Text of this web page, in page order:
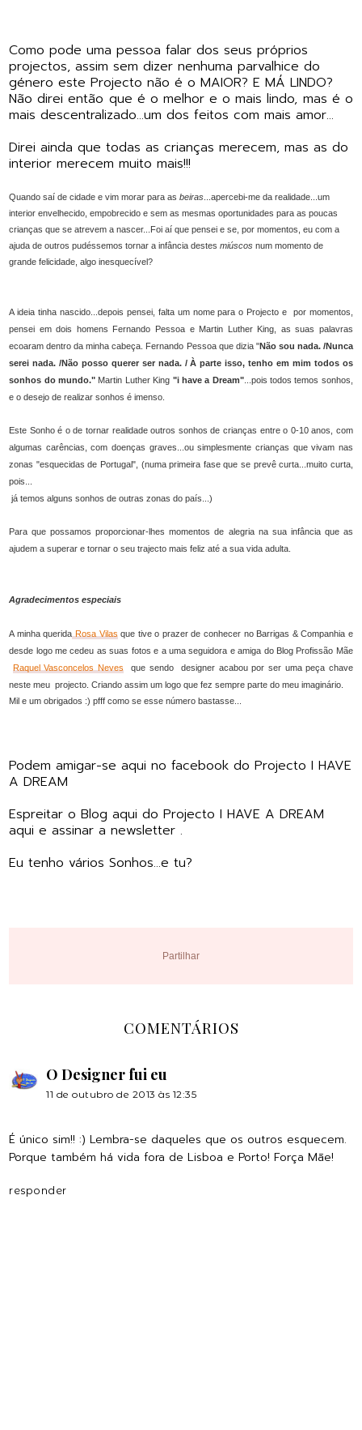
Como pode uma pessoa falar dos seus próprios
projectos, assim sem dizer nenhuma parvalhice do
género este Projecto não é o MAIOR? E MÁ LINDO?
Não direi então que é o melhor e o mais lindo, mas é o
mais descentralizado...um dos feitos com mais amor...
Direi ainda que todas as crianças merecem, mas as do
interior merecem muito mais!!!
Quando saí de cidade e vim morar para asbeiras...apercebi-me da realidade...um
interior envelhecido, empobrecido e sem as mesmas oportunidades para as poucas
crianças que se atrevem a nascer... Foi aí que pensei e se, por momentos, eu com a
ajuda de outros pudéssemos tornar a infância destesmiúscos num momento de
grande felicidade, algo inesquecível?
A ideia tinha nascido...depois pensei, falta um nome para o Projecto e por momentos,
pensei em dois homens Fernando Pessoa e Martin Luther King, as suas palavras
ecoaram dentro da minha cabeça. Fernando Pessoa que dizia "Não sou nada. /Nunca
serei nada. /Não posso querer ser nada. / À parte isso, tenho em mim todos os
sonhos do mundo." Martin Luther King "i have a Dream"...pois todos temos sonhos,
e o desejo de realizar sonhos é imenso.
Este Sonho é o de tornar realidade outros sonhos de crianças entre o 0-10 anos, com
algumas carências, com doenças graves...ou simplesmente crianças que vivam nas
zonas "esquecidas de Portugal", (numa primeira fase que se prevê curta...muito curta,
pois...
já temos alguns sonhos de outras zonas do país...)
Para que possamos proporcionar-lhes momentos de alegria na sua infância que as
ajudem a superar e tornar o seu trajecto mais feliz até a sua vida adulta.
Agradecimentos especiais
A minha queridaRosa Vilasque tive o prazer de conhecer no Barrigas & Companhia e
desde logo me cedeu as suas fotos e a uma seguidora e amiga do Blog Profissão Mãe
Raquel Vasconcelos Neves
que sendo designer acabou por ser uma peça chave
neste meu projecto. Criando assim um logo que fez sempre parte do meu imaginário.
Mil e um obrigados :) pfff como se esse número bastasse...
Podem amigar-seaqui no facebook do Projecto I HAVE
A DREAM
Espreitar oBlog aqui do Projecto I HAVE A DREAM
aqui e assinar a newsletter .
Eu tenho vários Sonhos...e tu?
Partilhar
COMENTÁRIOS
O Designer fui eu
11 de outubro de 2013 às 12:35
É único sim!! :) Lembra-se daqueles que os outros esquecem.
Porque também há vida fora de Lisboa e Porto! Força Mãe!
responder